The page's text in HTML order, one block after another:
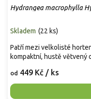
Hydrangea macrophylla
Skladem (22 ks)
od 449 Kč / ks
Patří mezi velkolisté
kompaktní, hustě větvený